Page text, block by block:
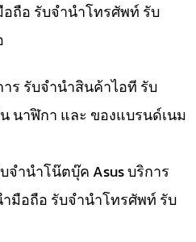
ถือ รับจำนำโทรศัพท์ รับ
ร รับจำนำสินค้าไอที รับ
นาฬิกา และ ของแบรนด์เนม
จำนำโน๊ตบุ๊ค Asus บริการ
มือถือ รับจำนำโทรศัพท์ รับ